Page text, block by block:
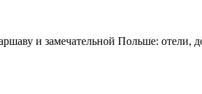
и замечательной Польше: отели,